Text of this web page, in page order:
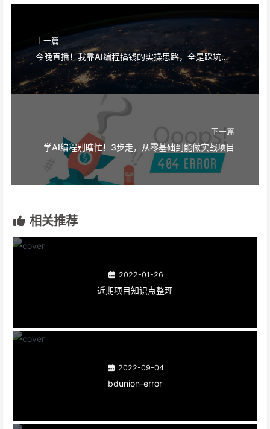
上一篇
今晚直播！我靠AI编程搞钱的实操思路，全是踩坑后跑通的干货
下一篇
学AI编程别瞎忙！3步走，从零基础到能做实战项目
相关推荐
2022-01-26
近期项目知识点整理
2022-09-04
bdunion-error